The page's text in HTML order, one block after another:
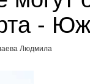
-
Людмила